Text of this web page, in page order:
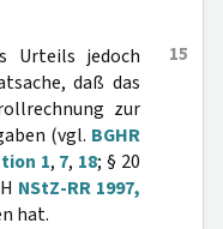
15
Urteils jedoch
daß das
zur
(vgl. BGHR
1, 7, 18; § 20
NStZ-RR 1997,
hat.